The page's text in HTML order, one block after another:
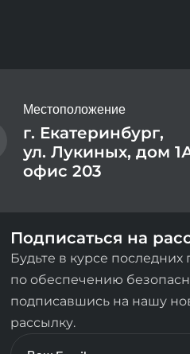
Местоположение
г. Екатеринбург,
ул. Лукиных, дом
офис 203
Подписаться на
Будьте в курсе
по обеспечению
подписавшись на нашу
рассылку.